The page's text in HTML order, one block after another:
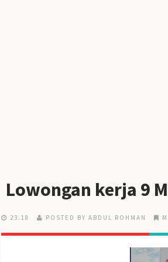
Lowongan kerja 9
23.18 POSTED BY ABDUL ROHMAN